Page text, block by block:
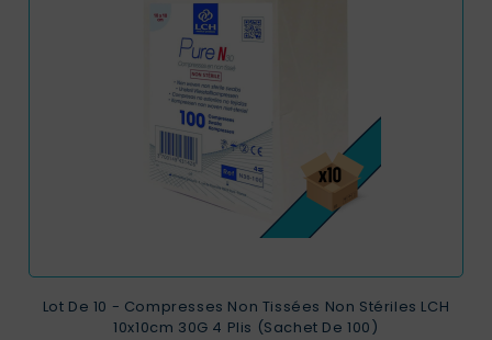
Lot De 10 - Compresses Non Tissées Non Stériles LCH
10x10cm 30G 4 Plis (sachet De 100)